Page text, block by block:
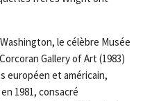
le célèbre Musée
Gallery of Art (1983)
européen et américain,
1981, consacré